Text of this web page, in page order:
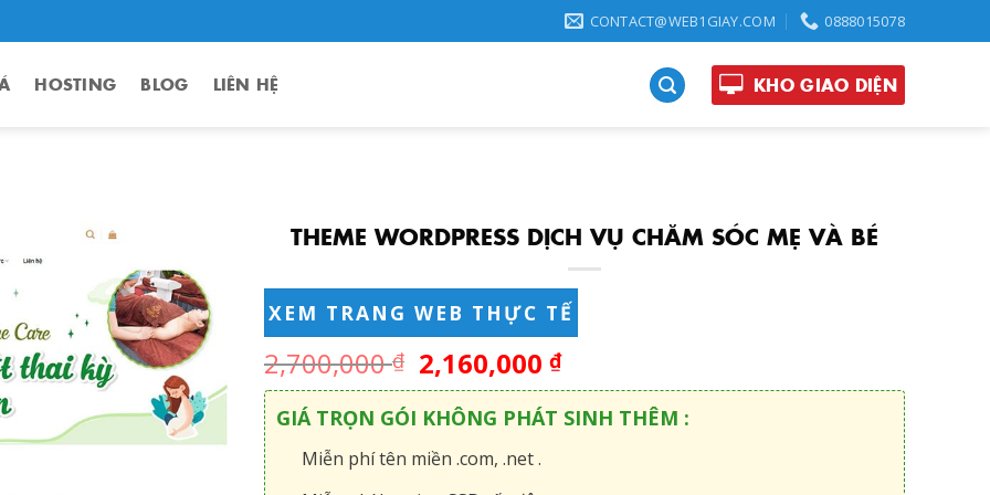
CONTACT@WEB1GIAY.COM 0888015078
HOSTING BLOG LIÊN HỆ KHO GIAO DIỆN
THEME WORDPRESS DỊCH VỤ CHĂM SÓC MẸ VÀ BÉ
XEM TRANG WEB THỰC TẾ
2,700,000₫ 2,160,000₫
GIÁ TRỌN GÓI KHÔNG PHÁT SINH THÊM :
Miễn phí tên miền .com, .net .